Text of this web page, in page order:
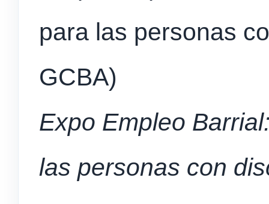
Expo Empleo
las personas con